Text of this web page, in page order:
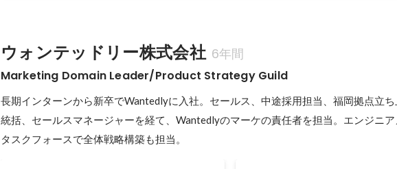
ウォンテッドリー株式会社 6年間
Marketing Domain Leader/Product Strategy Guild
長期インターンから新卒でWantedlyに入社。セールス、中途採用担当、福岡拠点立
統括、セールスマネージャーを経て、Wantedlyのマーケの責任者を担当。エンジニ
タスクフォースで全体戦略構築も担当。